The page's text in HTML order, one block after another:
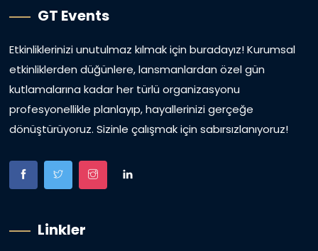
GT Events
Etkinliklerinizi unutulmaz kılmak için buradayız! Kurumsal
etkinliklerden düğünlere, lansmanlardan özel gün
kutlamalarına kadar her türlü organizasyonu
profesyonellikle planlayıp, hayallerinizi gerçeğe
dönüştürüyoruz. Sizinle çalışmak için sabırsızlanıyoruz!
Linkler